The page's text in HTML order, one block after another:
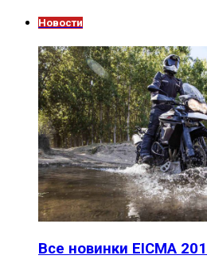
Новости
Все новинки EICMA